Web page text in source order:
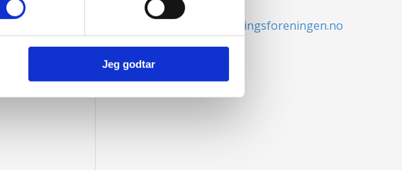
Jeg godtar
post@forsikringsforeningen.no
Kontakt oss